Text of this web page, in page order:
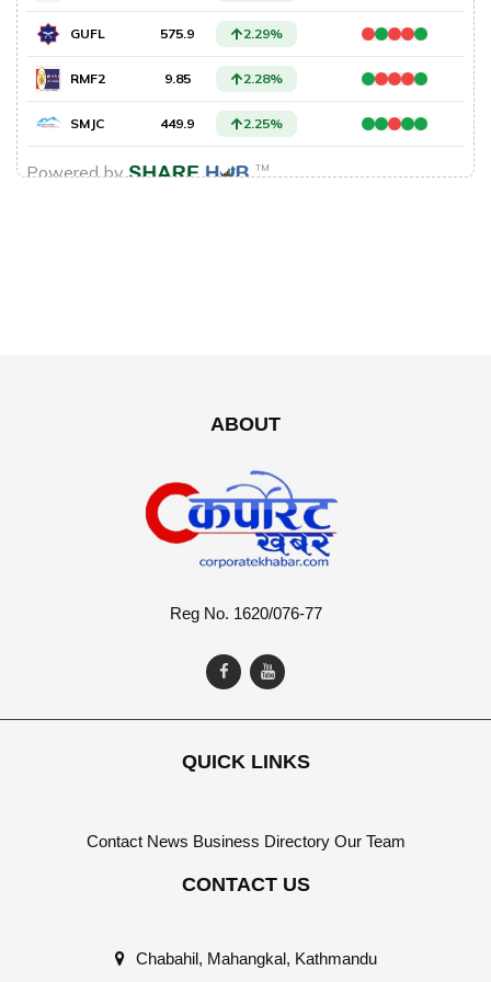
ABOUT
Reg No. 1620/076-77
QUICK LINKS
Contact News Business Directory Our Team
CONTACT US
Chabahil, Mahangkal, Kathmandu